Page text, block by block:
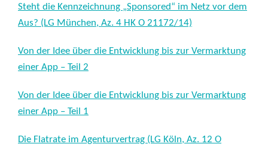
Steht die Kennzeichnung „Sponsored“ im Netz vor dem
Aus? (LG München, Az. 4 HK O 21172/14)
Von der Idee über die Entwicklung bis zur Vermarktung
einer App – Teil 2
Von der Idee über die Entwicklung bis zur Vermarktung
einer App – Teil 1
Die Flatrate im Agenturvertrag (LG Köln, Az. 12 O